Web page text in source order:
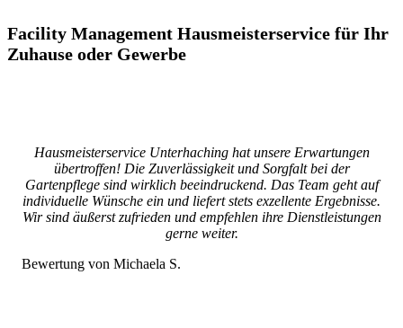
Facility Management Hausmeisterservice für Ihr
Zuhause oder Gewerbe
Hausmeisterservice Unterhaching hat unsere Erwartungen
übertroffen! Die Zuverlässigkeit und Sorgfalt bei der
Gartenpflege sind wirklich beeindruckend. Das Team geht auf
individuelle Wünsche ein und liefert stets exzellente Ergebnisse.
Wir sind äußerst zufrieden und empfehlen ihre Dienstleistungen
gerne weiter.
Bewertung von Michaela S.